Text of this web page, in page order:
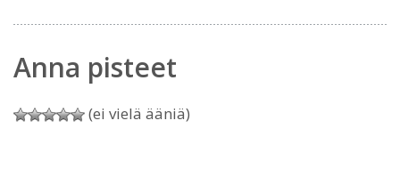
Anna pisteet
(ei vielä ääniä)